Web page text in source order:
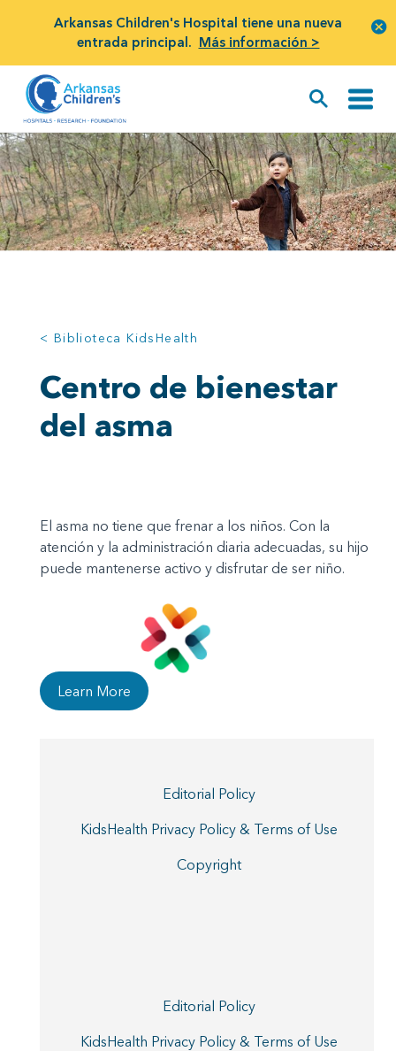
Arkansas Children's Hospital tiene una nueva
entrada principal. Más información >
< Biblioteca KidsHealth
Centro de bienestar
del asma
El asma no tiene que frenar a los niños. Con la
atención y la administración diaria adecuadas, su hijo
puede mantenerse activo y disfrutar de ser niño.
Learn More
Editorial Policy
KidsHealth Privacy Policy & Terms of Use
Copyright
Editorial Policy
KidsHealth Privacy Policy & Terms of Use